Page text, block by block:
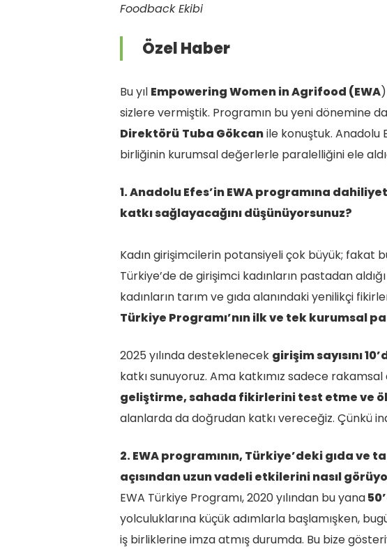
Foodback Ekibi
Özel Haber
Bu yıl Empowering Women in Agrifood (EWA
sizlere vermiştik. Programın bu yeni dönemine
Direktörü Tuba Gökcanile konuştuk. Anadolu
birliğinin kurumsal değerlerle paralelliğini ele
1. Anadolu Efes’in EWA programına
katkı sağlayacağını düşünüyorsunuz?
Kadın girişimcilerin potansiyeli çok büyük;
Türkiye’de de girişimci kadınların pastadan
kadınların tarım ve gıda alanındaki yenilikçi
Türkiye Programı’nın ilk ve tek kurumsal
2025 yılında desteklenecek girişim sayısını
katkı sunuyoruz. Ama katkımız sadece
geliştirme, sahada fikirlerini test etme ve
alanlarda da doğrudan katkı vereceğiz. Çünkü
2. EWA programının, Türkiye’deki gıda
açısından uzun vadeli etkilerini nasıl
EWA Türkiye Programı, 2020 yılından bu yana
yolculuklarına küçük adımlarla başlamışken,
iş birliklerine imza atmış durumda. Bu bize